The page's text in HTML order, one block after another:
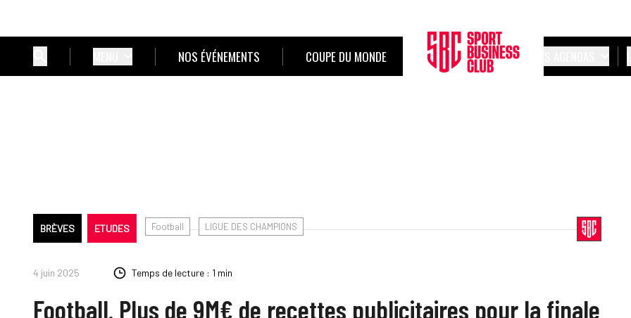
NOS ÉVÉNEMENTS COUPE DU MONDE
BRÈVES ETUDES Football LIGUE DES CHAMPIONS
4 juin 2025 Temps de lecture : 1 min
Football. Plus de 9M€ de recettes publicitaires pour la finale